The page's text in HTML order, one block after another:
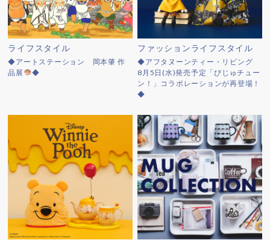
ライフスタイル
◆アートステーション 岡本肇 作
品展
◆
ファッションライフスタイル
◆アフタヌーンティー・リビング
8月5日(水)発売予定「びじゅチュー
ン！」コラボレーションが再登場！
◆